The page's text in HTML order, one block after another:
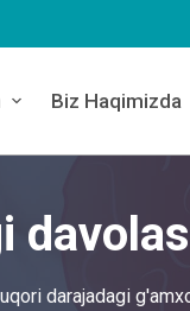
Biz Haqimizda
darajadagi